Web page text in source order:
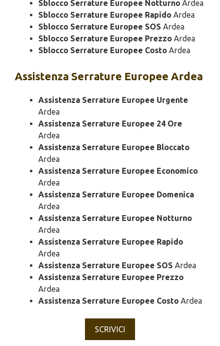
Sblocco Serrature Europee Notturno Ardea
Sblocco Serrature Europee Rapido Ardea
Sblocco Serrature Europee SOS Ardea
Sblocco Serrature Europee Prezzo Ardea
Sblocco Serrature Europee Costo Ardea
Assistenza Serrature Europee Ardea
Assistenza Serrature Europee Urgente
Ardea
Assistenza Serrature Europee 24 Ore
Ardea
Assistenza Serrature Europee Bloccato
Ardea
Assistenza Serrature Europee Economico
Ardea
Assistenza Serrature Europee Domenica
Ardea
Assistenza Serrature Europee Notturno
Ardea
Assistenza Serrature Europee Rapido
Ardea
Assistenza Serrature Europee SOS Ardea
Assistenza Serrature Europee Prezzo
Ardea
Assistenza Serrature Europee Costo Ardea
SCRIVICI